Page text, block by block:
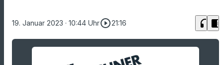
19. Januar 2023 · 10:44 Uhrplay_circle_outline21:16 headphones chrome_reader_mode